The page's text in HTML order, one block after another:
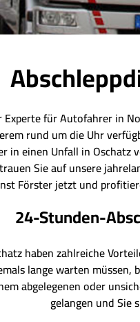
Experte für Autofahrer in
rund um die Uhr
in einen Unfall in
Sie auf unsere
Förster jetzt und
24-Stunden-
haben zahlreiche
lange warten
abgelegenen oder
gelangen und Sie